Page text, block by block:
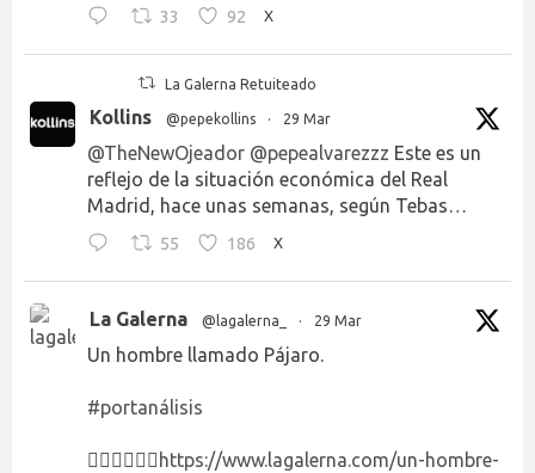
33 92 X
La Galerna Retuiteado
Kollins @pepekollins · 29 Mar
@TheNewOjeador @pepealvarezzz Este es un
reflejo de la situación económica del Real
Madrid, hace unas semanas, según Tebas…
55 186 X
La Galerna @lagalerna_ · 29 Mar
Un hombre llamado Pájaro.
#portanálisis
👉🏻👉🏻👉🏻 https://www.lagalerna.com/un-hombre-